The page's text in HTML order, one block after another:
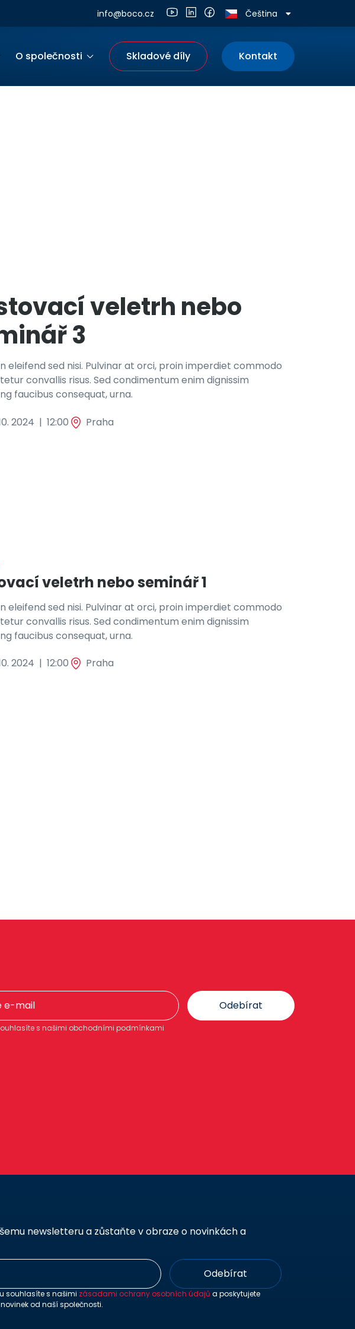
Čeština
Deutsch
info@boco.cz
O společnosti Skladové díly Kontakt
veletrh nebo
3
eleifend sed nisi. Pulvinar at orci, proin imperdiet commodo
convallis risus. Sed condimentum enim dignissim
faucibus consequat, urna.
2024 | 12:00 Praha
veletrh nebo seminář 1
eleifend sed nisi. Pulvinar at orci, proin imperdiet commodo
convallis risus. Sed condimentum enim dignissim
faucibus consequat, urna.
2024 | 12:00 Praha
Odebírat
s našimi obchodními podmínkami
newsletteru a zůstaňte v obraze o novinkách a
Odebírat
souhlasíte s našimi zásadami ochrany osobních údajů a poskytujete
od naší společnosti.